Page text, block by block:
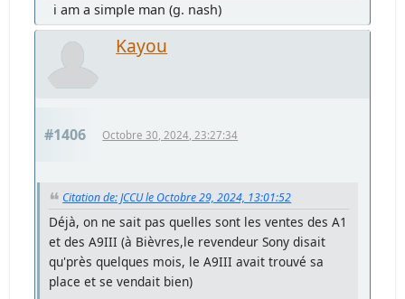
i am a simple man (g. nash)
Kayou
#1406 Octobre 30, 2024, 23:27:34
Citation de: JCCU le Octobre 29, 2024, 13:01:52
Déjà, on ne sait pas quelles sont les ventes des A1
et des A9III (à Bièvres,le revendeur Sony disait
qu'près quelques mois, le A9III avait trouvé sa
place et se vendait bien)